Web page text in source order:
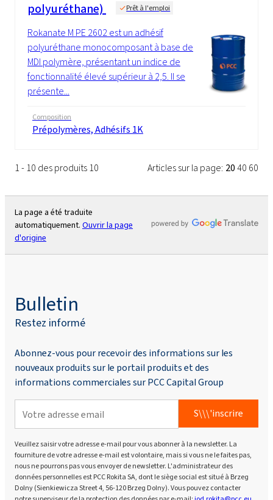
polyuréthane)
Prêt à l'emploi
Rokanate M PE 2602 est un adhésif
polyuréthane monocomposant à base de
MDI polymère, présentant un indice de
fonctionnalité élevé supérieur à 2,5. Il se
présente...
Composition
Prépolymères, Adhésifs 1K
1 - 10 des produits 10 Articles sur la page: 2040 60
La page a été traduite
automatiquement. Ouvrir la page
d'origine
Bulletin
Restez informé
Abonnez-vous pour recevoir des informations sur les
nouveaux produits sur le portail produits et des
informations commerciales sur PCC Capital Group
S\\\'inscrire
Veuillez saisir votre adresse e-mail pour vous abonner à la newsletter. La
fourniture de votre adresse e-mail est volontaire, mais si vous ne le faites pas,
nous ne pourrons pas vous envoyer de newsletter. L'administrateur des
données personnelles est PCC Rokita SA, dont le siège social est situé à Brzeg
Dolny (Sienkiewicza Street 4, 56-120 Brzeg Dolny). Vous pouvez contacter